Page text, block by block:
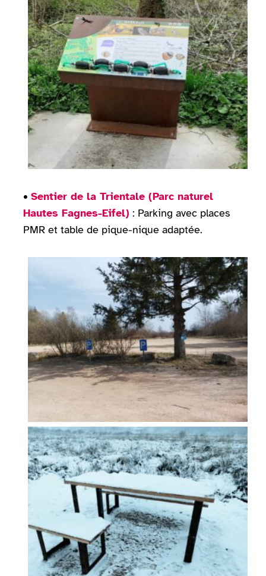
• Sentier de la Trientale (Parc naturel
Hautes Fagnes-Eifel) : Parking avec places
PMR et table de pique-nique adaptée.